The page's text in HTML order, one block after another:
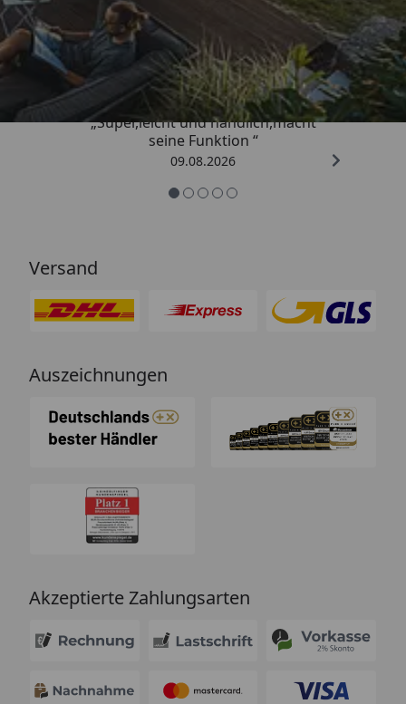
Trusted Shops
4,81/ 5
„Super,leicht und handlich,macht
seine Funktion “
09.08.2026
Versand
Auszeichnungen
Akzeptierte Zahlungsarten